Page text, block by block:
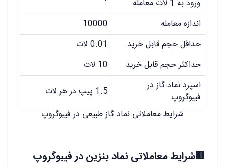
ورود به 1 لات معامله
اندازه معامله
10000
حداقل حجم قابل خرید
0.01 لات
حداکثر حجم قابل خرید
10 لات
اسپرد نماد گاز در
فیبوگروپ
1.5 پیپ در هر لات
شرایط معاملاتی نماد گاز طبیعی در فیبوگروپ
🟥شرایط معاملاتی نماد بنزین در فیبوگروپ